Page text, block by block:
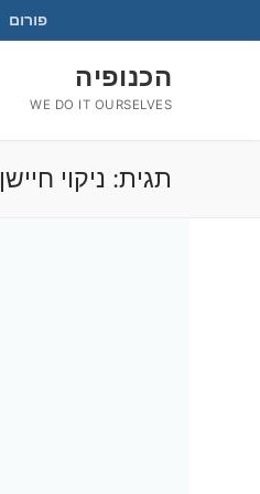
לתוכן
פורום
הכנופיה
WE DO IT OURSELVES
תגית: ניקוי חיישן